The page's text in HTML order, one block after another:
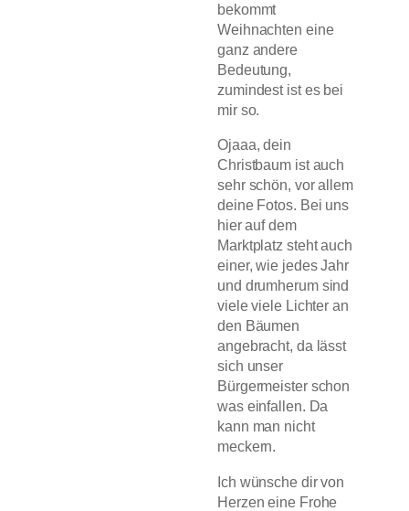
bekommt
Weihnachten eine
ganz andere
Bedeutung,
zumindest ist es bei
mir so.
Ojaaa, dein
Christbaum ist auch
sehr schön, vor allem
deine Fotos. Bei uns
hier auf dem
Marktplatz steht auch
einer, wie jedes Jahr
und drumherum sind
viele viele Lichter an
den Bäumen
angebracht, da lässt
sich unser
Bürgermeister schon
was einfallen. Da
kann man nicht
meckern.
Ich wünsche dir von
Herzen eine Frohe